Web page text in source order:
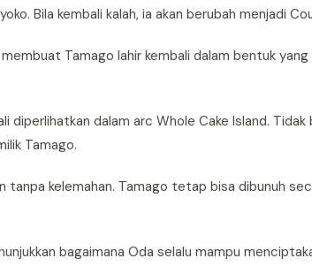
Bila kembali kalah, ia akan berubah menjadi
Tamago lahir kembali dalam bentuk
diperlihatkan dalam arc Whole Cake Island.
Tamago.
tanpa kelemahan. Tamago tetap bisa dibunuh
bagaimana Oda selalu mampu